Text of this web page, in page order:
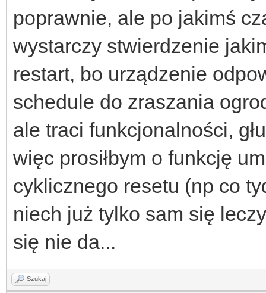
poprawnie, ale po jakimś
wystarczy stwierdzenie
restart, bo urządzenie
schedule do zraszania
ale traci funkcjonalności,
więc prosiłbym o funkcję
cyklicznego resetu (np co
niech już tylko sam się
się nie da...
Szukaj